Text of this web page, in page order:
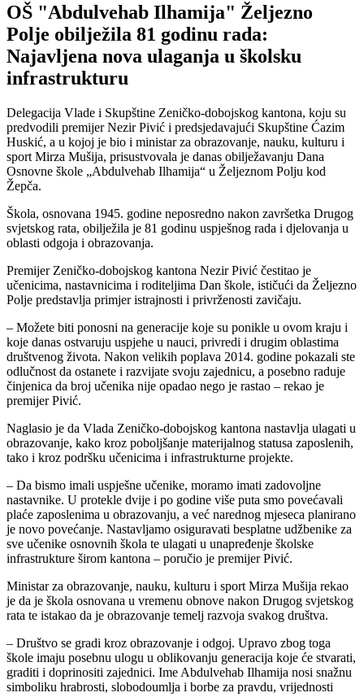
OŠ "Abdulvehab Ilhamija" Željezno
Polje obilježila 81 godinu rada:
Najavljena nova ulaganja u školsku
infrastrukturu
Delegacija Vlade i Skupštine Zeničko-dobojskog kantona, koju su
predvodili premijer Nezir Pivić i predsjedavajući Skupštine Ćazim
Huskić, a u kojoj je bio i ministar za obrazovanje, nauku, kulturu i
sport Mirza Mušija, prisustvovala je danas obilježavanju Dana
Osnovne škole „Abdulvehab Ilhamija“ u Željeznom Polju kod
Žepča.
Škola, osnovana 1945. godine neposredno nakon završetka Drugog
svjetskog rata, obilježila je 81 godinu uspješnog rada i djelovanja u
oblasti odgoja i obrazovanja.
Premijer Zeničko-dobojskog kantona Nezir Pivić čestitao je
učenicima, nastavnicima i roditeljima Dan škole, ističući da Željezno
Polje predstavlja primjer istrajnosti i privrženosti zavičaju.
– Možete biti ponosni na generacije koje su ponikle u ovom kraju i
koje danas ostvaruju uspjehe u nauci, privredi i drugim oblastima
društvenog života. Nakon velikih poplava 2014. godine pokazali ste
odlučnost da ostanete i razvijate svoju zajednicu, a posebno raduje
činjenica da broj učenika nije opadao nego je rastao – rekao je
premijer Pivić.
Naglasio je da Vlada Zeničko-dobojskog kantona nastavlja ulagati u
obrazovanje, kako kroz poboljšanje materijalnog statusa zaposlenih,
tako i kroz podršku učenicima i infrastrukturne projekte.
– Da bismo imali uspješne učenike, moramo imati zadovoljne
nastavnike. U protekle dvije i po godine više puta smo povećavali
plaće zaposlenima u obrazovanju, a već narednog mjeseca planirano
je novo povećanje. Nastavljamo osiguravati besplatne udžbenike za
sve učenike osnovnih škola te ulagati u unapređenje školske
infrastrukture širom kantona – poručio je premijer Pivić.
Ministar za obrazovanje, nauku, kulturu i sport Mirza Mušija rekao
je da je škola osnovana u vremenu obnove nakon Drugog svjetskog
rata te istakao da je obrazovanje temelj razvoja svakog društva.
– Društvo se gradi kroz obrazovanje i odgoj. Upravo zbog toga
škole imaju posebnu ulogu u oblikovanju generacija koje će stvarati,
graditi i doprinositi zajednici. Ime Abdulvehab Ilhamija nosi snažnu
simboliku hrabrosti, slobodoumlja i borbe za pravdu, vrijednosti